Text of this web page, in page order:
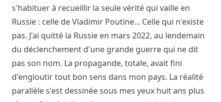
s'habituer à recueillir la seule vérité qui vaille en
Russie : celle de Vladimir Poutine... Celle qui n'existe
pas. J'ai quitté la Russie en mars 2022, au lendemain
du déclenchement d'une grande guerre qui ne dit
pas son nom. La propagande, totale, avait fini
d'engloutir tout bon sens dans mon pays. La réalité
parallèle s'est dessinée sous mes yeux huit ans plus